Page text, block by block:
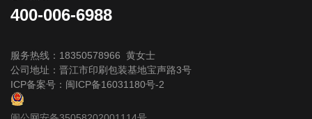
400-006-6988
服务热线：18350578966 黄女士
公司地址：晋江市印刷包装基地宝声路3号
ICP备案号： 闽ICP备16031180号-2